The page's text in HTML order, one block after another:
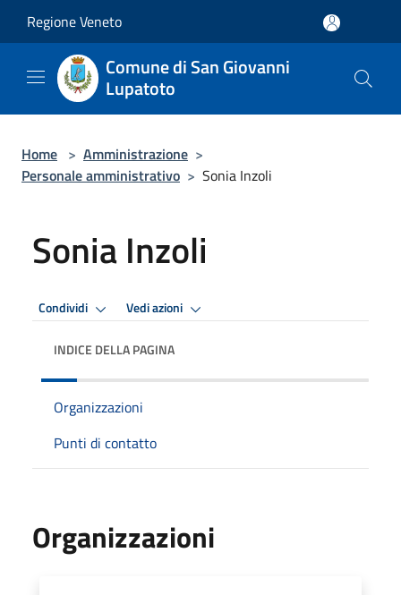
Regione Veneto
Comune di San Giovanni
Lupatoto
Home > Amministrazione >
Personale amministrativo > Sonia Inzoli
Sonia Inzoli
Condividi Vedi azioni
INDICE DELLA PAGINA
Organizzazioni
Punti di contatto
Organizzazioni